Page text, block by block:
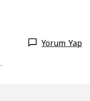
Yorum Yap